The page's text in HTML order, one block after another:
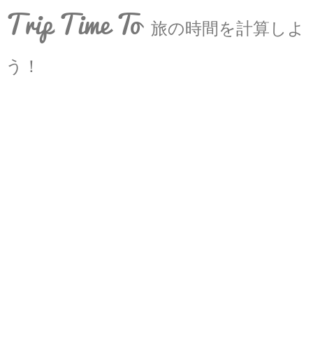
Trip Time To 旅の時間を計算しよ
う！